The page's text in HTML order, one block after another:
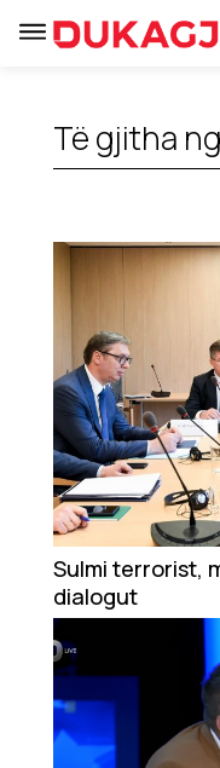
Sport
Pikëpamje
Art Jete
Kulturë
Showbiz
Ekonomi
Teknologji
Udhëtime
DuVideo
Të gjitha
Sulmi terrorist,
dialogut